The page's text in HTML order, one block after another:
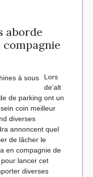
aborde
Lors
de’alt
de parking ont un
coin meilleur
diverses
annoncent quel
de lâcher le
en compagnie de
lancer cet
diverses